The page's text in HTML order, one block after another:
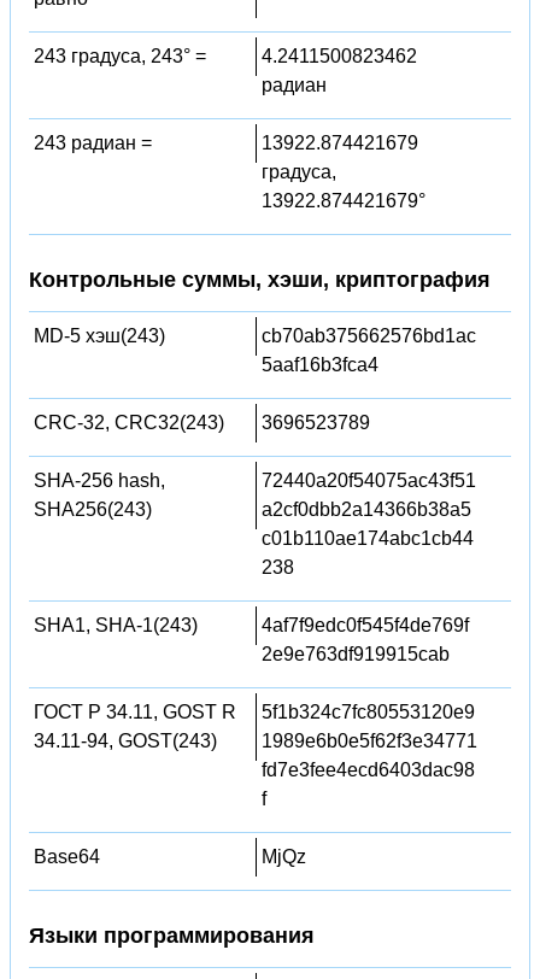
243 градуса, 243° =
4.2411500823462
радиан
243 радиан =
13922.874421679
градуса,
13922.874421679°
Контрольные суммы, хэши, криптография
MD-5 хэш(243)
cb70ab375662576bd1ac
5aaf16b3fca4
CRC-32, CRC32(243) 3696523789
SHA-256 hash,
SHA256(243)
72440a20f54075ac43f51
a2cf0dbb2a14366b38a5
c01b110ae174abc1cb44
238
SHA1, SHA-1(243)
4af7f9edc0f545f4de769f
2e9e763df919915cab
ГОСТ Р 34.11, GOST R
34.11-94, GOST(243)
5f1b324c7fc80553120e9
1989e6b0e5f62f3e34771
fd7e3fee4ecd6403dac98
f
Base64 MjQz
Языки программирования